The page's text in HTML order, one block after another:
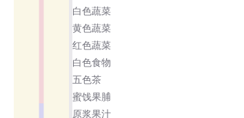
白色蔬菜
黄色蔬菜
红色蔬菜
白色食物
五色茶
蜜饯果脯
原浆果汁